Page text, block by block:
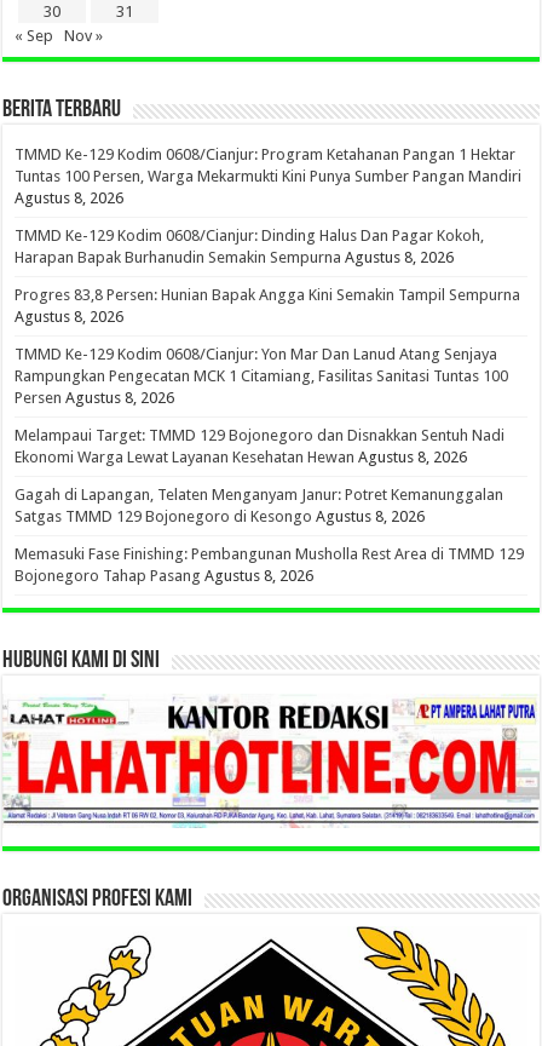
30
31
« Sep
Nov »
BERITA TERBARU
TMMD Ke-129 Kodim 0608/Cianjur: Program Ketahanan Pangan 1 Hektar
Tuntas 100 Persen, Warga Mekarmukti Kini Punya Sumber Pangan Mandiri
Agustus 8, 2026
TMMD Ke-129 Kodim 0608/Cianjur: Dinding Halus Dan Pagar Kokoh,
Harapan Bapak Burhanudin Semakin Sempurna Agustus 8, 2026
Progres 83,8 Persen: Hunian Bapak Angga Kini Semakin Tampil Sempurna
Agustus 8, 2026
TMMD Ke-129 Kodim 0608/Cianjur: Yon Mar Dan Lanud Atang Senjaya
Rampungkan Pengecatan MCK 1 Citamiang, Fasilitas Sanitasi Tuntas 100
Persen Agustus 8, 2026
Melampaui Target: TMMD 129 Bojonegoro dan Disnakkan Sentuh Nadi
Ekonomi Warga Lewat Layanan Kesehatan Hewan Agustus 8, 2026
Gagah di Lapangan, Telaten Menganyam Janur: Potret Kemanunggalan
Satgas TMMD 129 Bojonegoro di Kesongo Agustus 8, 2026
Memasuki Fase Finishing: Pembangunan Musholla Rest Area di TMMD 129
Bojonegoro Tahap Pasang Agustus 8, 2026
HUBUNGI KAMI DI SINI
ORGANISASI PROFESI KAMI